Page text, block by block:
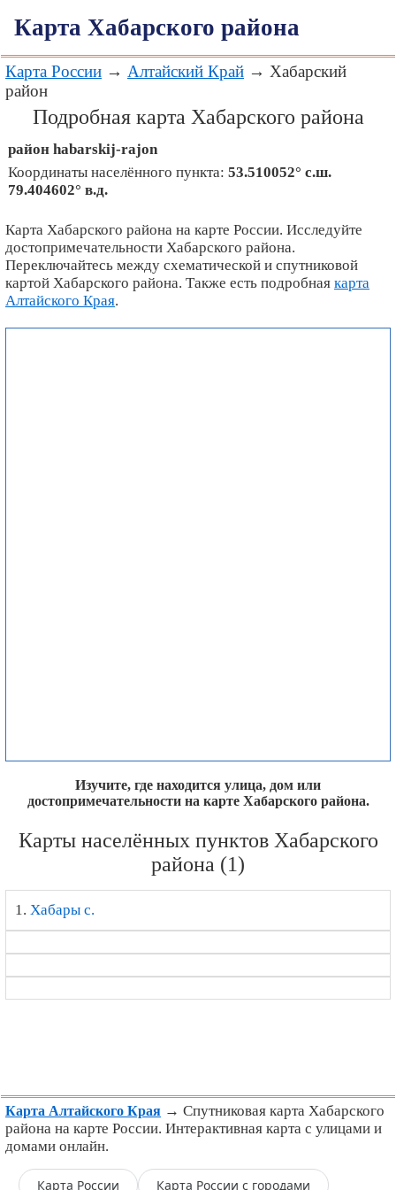
Карта Хабарского района
Карта России → Алтайский Край → Хабарский
район
Подробная карта Хабарского района
район habarskij-rajon
Координаты населённого пункта: 53.510052° с.ш.
79.404602° в.д.
Карта Хабарского района на карте России. Исследуйте
достопримечательности Хабарского района.
Переключайтесь между схематической и спутниковой
картой Хабарского района. Также есть подробная карта
Алтайского Края.
Изучите, где находится улица, дом или
достопримечательности на карте Хабарского района.
Карты населённых пунктов Хабарского
района (1)
1. Хабары с.
Карта Алтайского Края → Спутниковая карта Хабарского
района на карте России. Интерактивная карта с улицами и
домами онлайн.
Карта России Карта России с городами